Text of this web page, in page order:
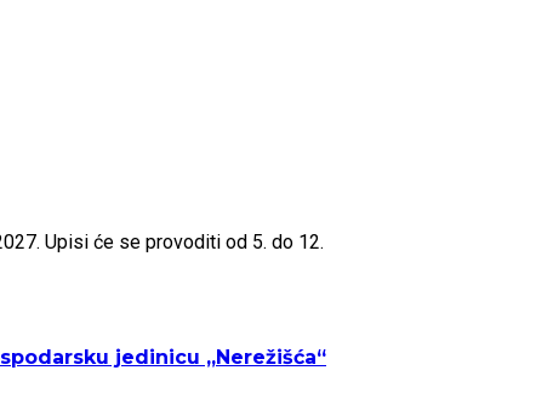
Upisi će se provoditi od 5. do 12.
jedinicu „Nerežišća“